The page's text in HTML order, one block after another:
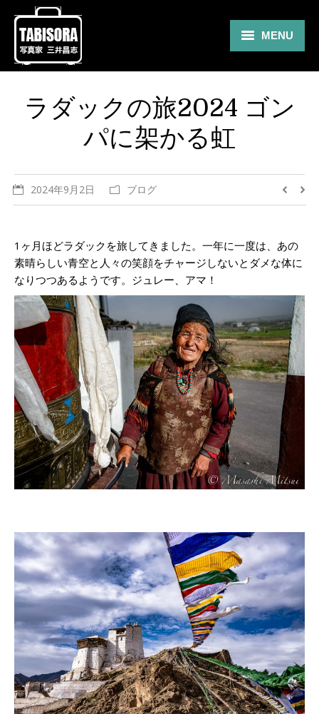
MENU
Gallery
Travel
About
Blog
Shop
Contact
ラダックの旅2024 ゴン
パに架かる虹
2024年9月2日 ブログ
1ヶ月ほどラダックを旅してきました。一年に一度は、あの
素晴らしい青空と人々の笑顔をチャージしないとダメな体に
なりつつあるようです。ジュレー、アマ！